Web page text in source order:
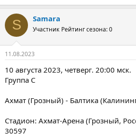
S Samara
Участник Рейтинг сезона: 0
11.08.2023
10 августа 2023, четверг. 20:00 мск.
Группа C
Ахмат (Грозный) - Балтика
Стадион: Ахмат-Арена (Грозный,
30597